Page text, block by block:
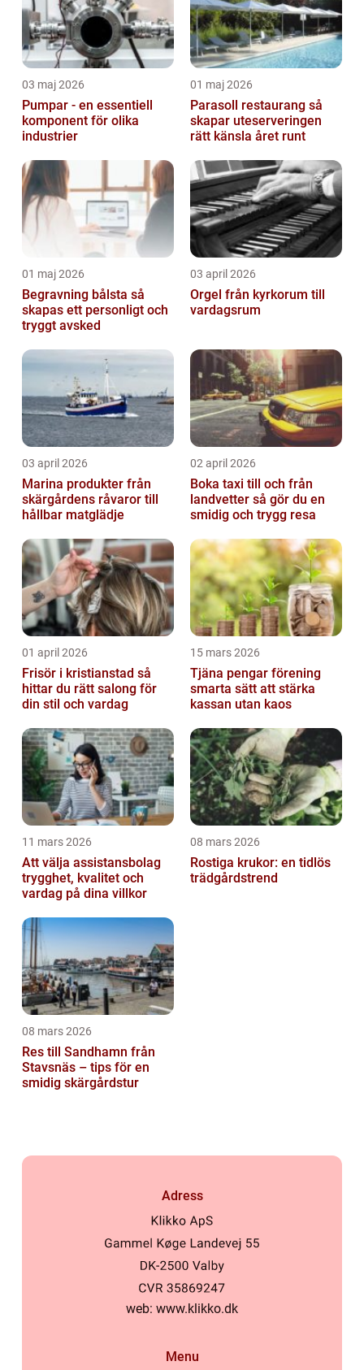
03 maj 2026
Pumpar - en essentiell
komponent för olika
industrier
01 maj 2026
Parasoll restaurang så
skapar uteserveringen
rätt känsla året runt
01 maj 2026
Begravning bålsta så
skapas ett personligt och
tryggt avsked
03 april 2026
Orgel från kyrkorum till
vardagsrum
03 april 2026
Marina produkter från
skärgårdens råvaror till
hållbar matglädje
02 april 2026
Boka taxi till och från
landvetter så gör du en
smidig och trygg resa
01 april 2026
Frisör i kristianstad så
hittar du rätt salong för
din stil och vardag
15 mars 2026
Tjäna pengar förening
smarta sätt att stärka
kassan utan kaos
11 mars 2026
Att välja assistansbolag
trygghet, kvalitet och
vardag på dina villkor
08 mars 2026
Rostiga krukor: en tidlös
trädgårdstrend
08 mars 2026
Res till Sandhamn från
Stavsnäs – tips för en
smidig skärgårdstur
Adress
web: www.klikko.dk
Menu